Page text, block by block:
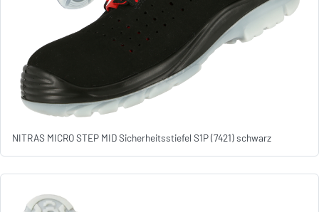
NITRAS MICRO STEP MID Sicherheitsstiefel S1P (7421) schwarz